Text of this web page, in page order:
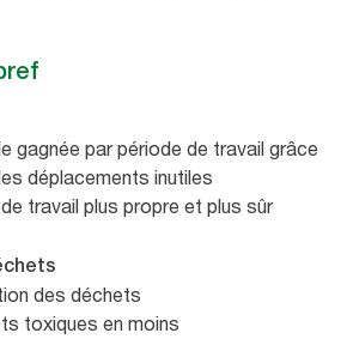
gagnée par période de travail grâce
déplacements inutiles
travail plus propre et plus sûr
des déchets
toxiques en moins